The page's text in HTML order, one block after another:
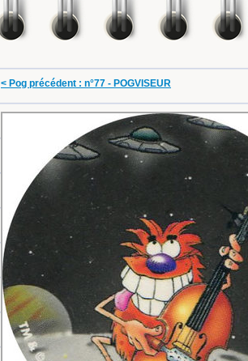
< Pog précédent : n°77 - POGVISEUR